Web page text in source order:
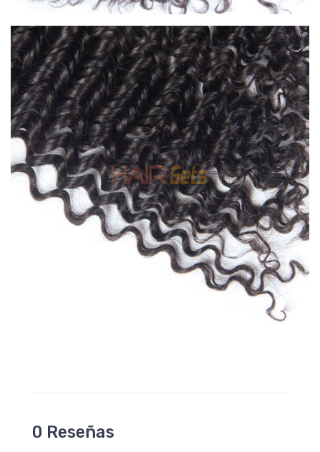
0 Reseñas